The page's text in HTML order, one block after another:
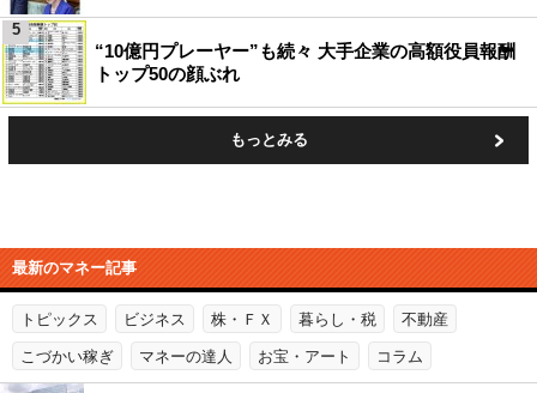
“10億円プレーヤー”も続々 大手企業の高額役員報酬
トップ50の顔ぶれ
5
もっとみる
最新のマネー記事
トピックス ビジネス 株・ＦＸ 暮らし・税 不動産
こづかい稼ぎ マネーの達人 お宝・アート コラム